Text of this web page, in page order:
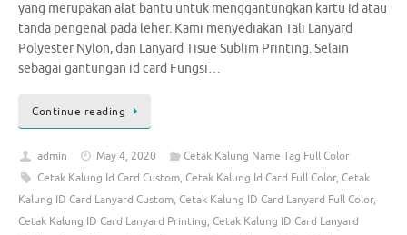
yang merupakan alat bantu untuk menggantungkan kartu id atau
tanda pengenal pada leher. Kami menyediakan Tali Lanyard
Polyester Nylon, dan Lanyard Tisue Sublim Printing. Selain
sebagai gantungan id card Fungsi…
Continue reading
admin May 4, 2020
Cetak Kalung Name Tag Full Color
Cetak Kalung Id Card Custom, Cetak Kalung Id Card Full Color, Cetak
Kalung ID Card Lanyard Custom, Cetak Kalung ID Card Lanyard Full Color,
Cetak Kalung ID Card Lanyard Printing, Cetak Kalung ID Card Lanyard